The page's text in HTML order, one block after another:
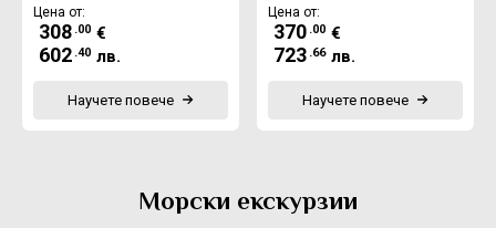
Цена от:
308 .00 €
602 .40 лв.
Научете повече
Цена от:
370 .00 €
723 .66 лв.
Научете повече
Морски екскурзии